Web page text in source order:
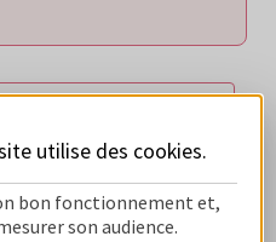
utilise des cookies.
bon fonctionnement et,
son audience.